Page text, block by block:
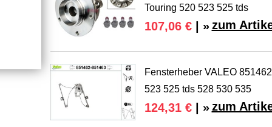
Touring 520 523 525 tds
107,06 €| » zum
Fensterheber VALEO
523 525 tds 528 530 535
124,31 €| » zum